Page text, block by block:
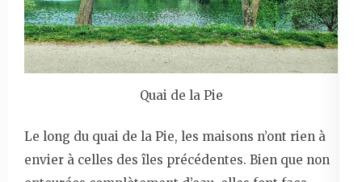
Quai de la Pie
Le long du quai de la Pie, les maisons n’ont rien à
envier à celles des îles précédentes. Bien que non